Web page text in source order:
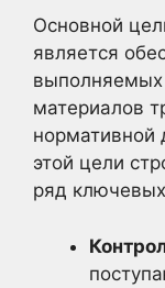
Основной
является
материалов
нормативной
этой цели
ряд